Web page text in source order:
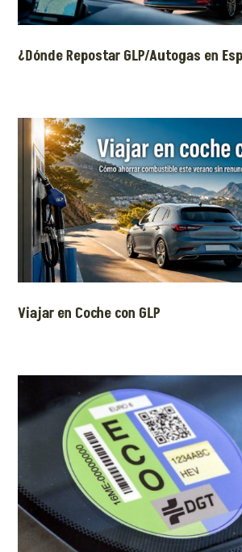
¿Dónde Repostar GLP/Autogas en
Viajar en Coche con GLP